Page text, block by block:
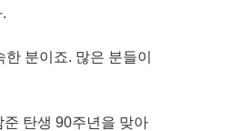
분이죠. 많은 분들이
탄생 90주년을 맞아